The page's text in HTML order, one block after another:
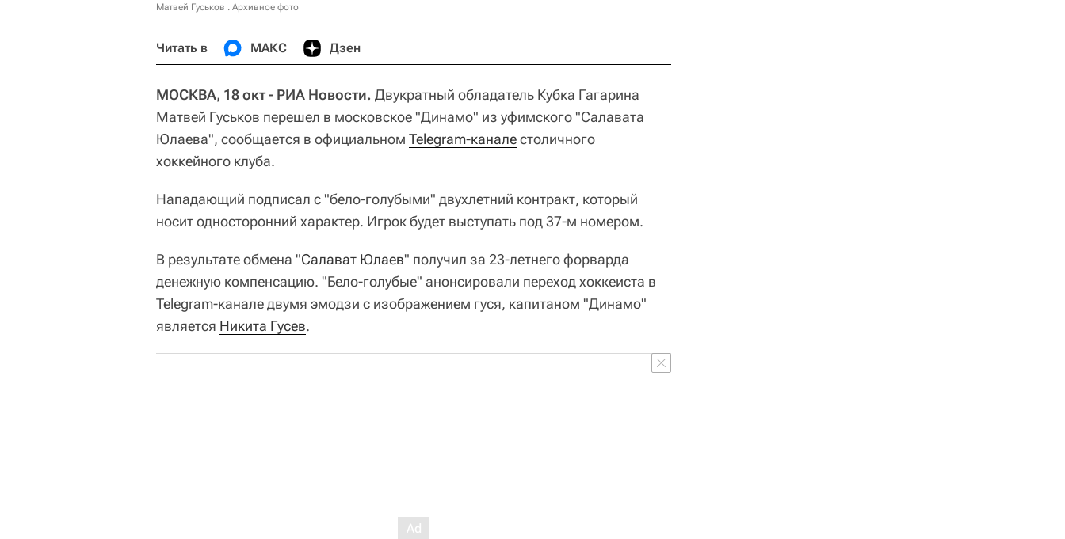
Матвей Гуськов . Архивное фото
Читать в МАКС Дзен
МОСКВА, 18 окт - РИА Новости. Двукратный обладатель Кубка Гагарина
Матвей Гуськов перешел в московское "Динамо" из уфимского "Салавата
Юлаева", сообщается в официальном Telegram-каналестоличного
хоккейного клуба.
Нападающий подписал с "бело-голубыми" двухлетний контракт, который
носит односторонний характер. Игрок будет выступать под 37-м номером.
В результате обмена "Салават Юлаев" получил за 23-летнего форварда
денежную компенсацию. "Бело-голубые" анонсировали переход хоккеиста в
Telegram-канале двумя эмодзи с изображением гуся, капитаном "Динамо"
является Никита Гусев.